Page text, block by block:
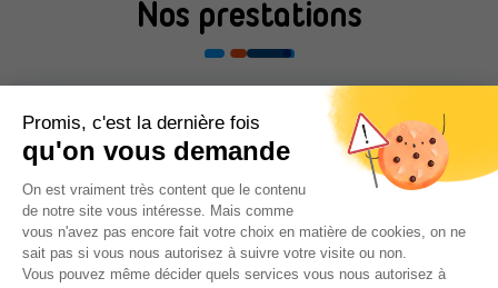
Nos prestations
L’Assemblée Générale